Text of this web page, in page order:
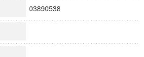
03890538